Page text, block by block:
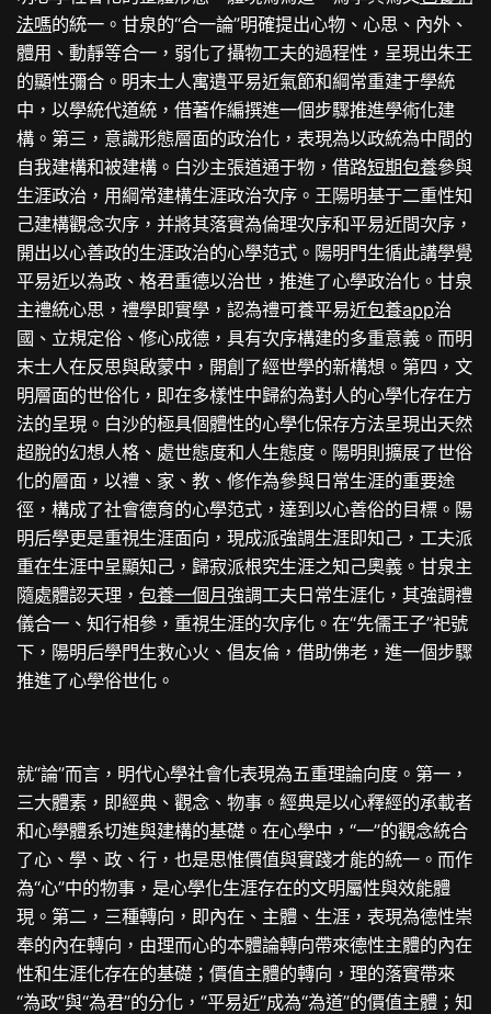
法嗎的統一。甘泉的“合一論”明確提出心物、心思、內外、
體用、動靜等合一，弱化了攝物工夫的過程性，呈現出朱王
的顯性彌合。明末士人寓遺平易近氣節和綱常重建于學統
中，以學統代道統，借著作編撰進一個步驟推進學術化建
構。第三，意識形態層面的政治化，表現為以政統為中間的
自我建構和被建構。白沙主張道通于物，借路短期包養參與
生涯政治，用綱常建構生涯政治次序。王陽明基于二重性知
己建構觀念次序，并將其落實為倫理次序和平易近間次序，
開出以心善政的生涯政治的心學范式。陽明門生循此講學覺
平易近以為政、格君重德以治世，推進了心學政治化。甘泉
主禮統心思，禮學即實學，認為禮可養平易近包養app治
國、立規定俗、修心成德，具有次序構建的多重意義。而明
末士人在反思與啟蒙中，開創了經世學的新構想。第四，文
明層面的世俗化，即在多樣性中歸約為對人的心學化存在方
法的呈現。白沙的極具個體性的心學化保存方法呈現出天然
超脫的幻想人格、處世態度和人生態度。陽明則擴展了世俗
化的層面，以禮、家、教、修作為參與日常生涯的重要途
徑，構成了社會德育的心學范式，達到以心善俗的目標。陽
明后學更是重視生涯面向，現成派強調生涯即知己，工夫派
重在生涯中呈顯知己，歸寂派根究生涯之知己奧義。甘泉主
隨處體認天理，包養一個月強調工夫日常生涯化，其強調禮
儀合一、知行相參，重視生涯的次序化。在“先儒王子”祀號
下，陽明后學門生救心火、倡友倫，借助佛老，進一個步驟
推進了心學俗世化。
就“論”而言，明代心學社會化表現為五重理論向度。第一，
三大體素，即經典、觀念、物事。經典是以心釋經的承載者
和心學體系切進與建構的基礎。在心學中，“一”的觀念統合
了心、學、政、行，也是思惟價值與實踐才能的統一。而作
為“心”中的物事，是心學化生涯存在的文明屬性與效能體
現。第二，三種轉向，即內在、主體、生涯，表現為德性崇
奉的內在轉向，由理而心的本體論轉向帶來德性主體的內在
性和生涯化存在的基礎；價值主體的轉向，理的落實帶來
“為政”與“為君”的分化，“平易近”成為“為道”的價值主體；知